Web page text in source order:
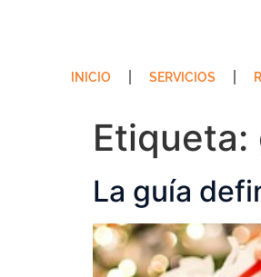
INICIO SERVICIOS
Etiqueta:
La guía